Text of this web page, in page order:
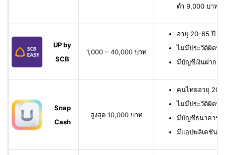
ต่ำ 9,000 บาทต่
UP by
SCB
1,000 – 40,000 บาท
อายุ 20-65 ปี เ
ไม่มีประวัติผิดนั
มีบัญชีเงินฝาก
Snap
Cash
สูงสุด 10,000 บาท
คนไทยอายุ 20-
ไม่มีประวัติผิดนั
มีบัญชีธนาคาร ห
มีแอปพลิเคชัน